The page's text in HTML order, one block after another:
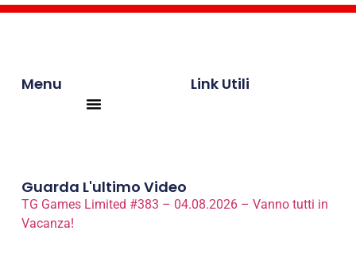
Menu Link Utili
Guarda L'ultimo Video
TG Games Limited #383 – 04.08.2026 – Vanno tutti in
Vacanza!